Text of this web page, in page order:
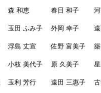
森 和恵 春日 和子
玉田 ふみ子 外岡 幸子
浮島 丈宣 佐野 富美子
小枝 美代子 原 久美子
玉利 芳行 遠田 三惠子